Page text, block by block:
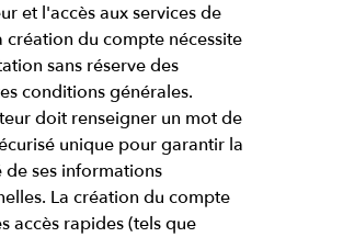
et l'accès aux services de
création du compte nécessite
sans réserve des
conditions générales.
doit renseigner un mot de
unique pour garantir la
de ses informations
La création du compte
accès rapides (tels que